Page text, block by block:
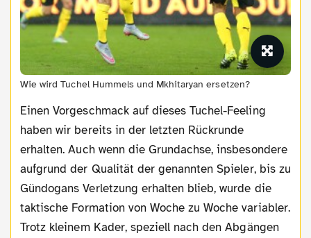
Wie wird Tuchel Hummels und Mkhitaryan ersetzen?
Einen Vorgeschmack auf dieses Tuchel-Feeling
haben wir bereits in der letzten Rückrunde
erhalten. Auch wenn die Grundachse, insbesondere
aufgrund der Qualität der genannten Spieler, bis zu
Gündogans Verletzung erhalten blieb, wurde die
taktische Formation von Woche zu Woche variabler.
Trotz kleinem Kader, speziell nach den Abgängen